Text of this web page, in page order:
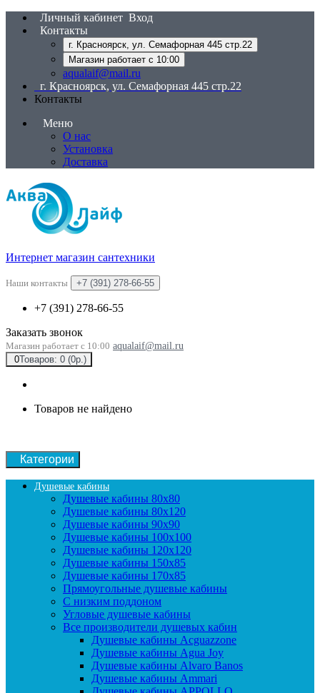
Личный кабинет Вход
Контакты
г. Красноярск, ул. Семафорная 445 стр.22
Магазин работает с 10:00
aqualaif@mail.ru
г. Красноярск, ул. Семафорная 445 стр.22
Контакты
Меню
О нас
Установка
Доставка
Интернет магазин сантехники
Наши контакты +7 (391) 278-66-55
+7 (391) 278-66-55
Заказать звонок
Магазин работает с 10:00 aqualaif@mail.ru
0Товаров: 0 (0р.)
Товаров не найдено
Категории
Душевые кабины
Душевые кабины 80x80
Душевые кабины 80x120
Душевые кабины 90х90
Душевые кабины 100x100
Душевые кабины 120x120
Душевые кабины 150x85
Душевые кабины 170x85
Прямоугольные душевые кабины
С низким поддоном
Угловые душевые кабины
Все производители душевых кабин
Душевые кабины Acguazzone
Душевые кабины Agua Joy
Душевые кабины Alvaro Banos
Душевые кабины Ammari